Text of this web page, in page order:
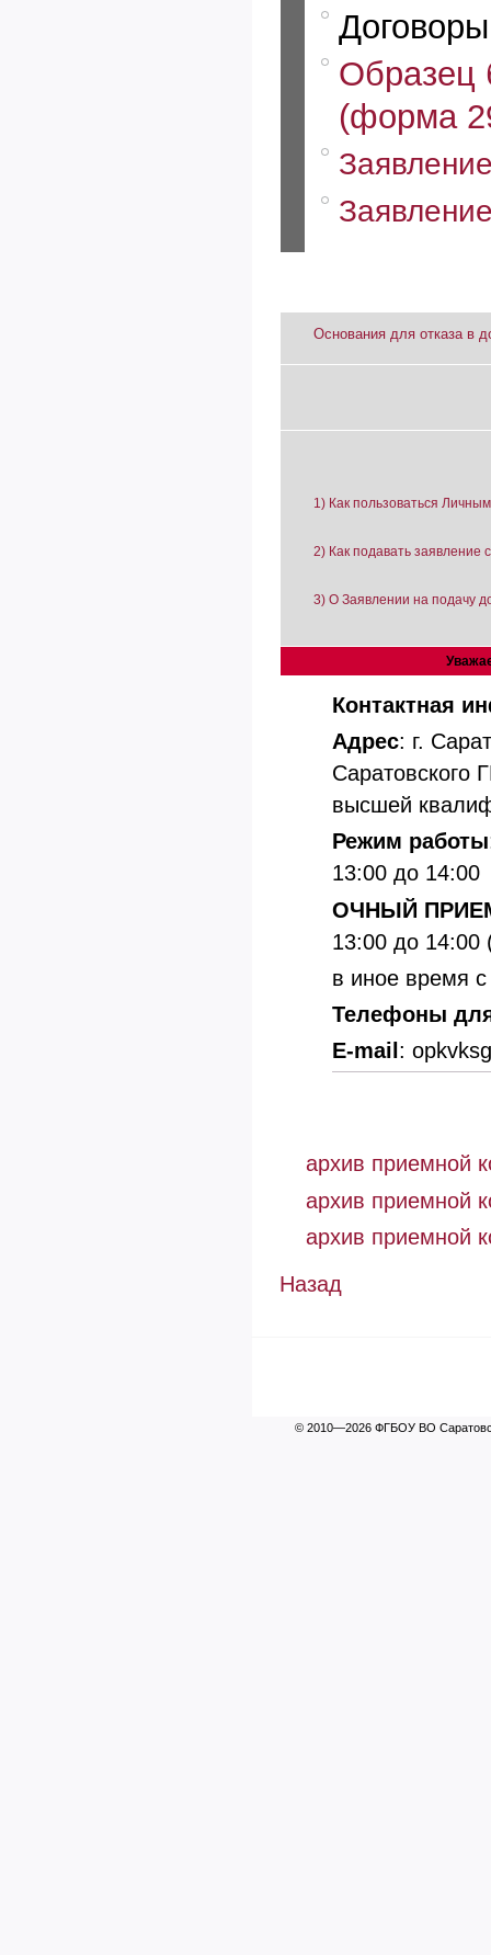
Образец
(форма
Основания для отказа в
1) Как пользоваться
2) Как подавать заявление
3) О Заявлении на подачу
Контактная
Адрес: г.
Саратовского
высшей
Режим работы
13:00 до 14:00
ОЧНЫЙ
13:00 до 14:00
в иное время
Телефоны
E-mail :
архив приемной
архив приемной
архив приемной
Назад
© 2010—2026 ФГБОУ ВО